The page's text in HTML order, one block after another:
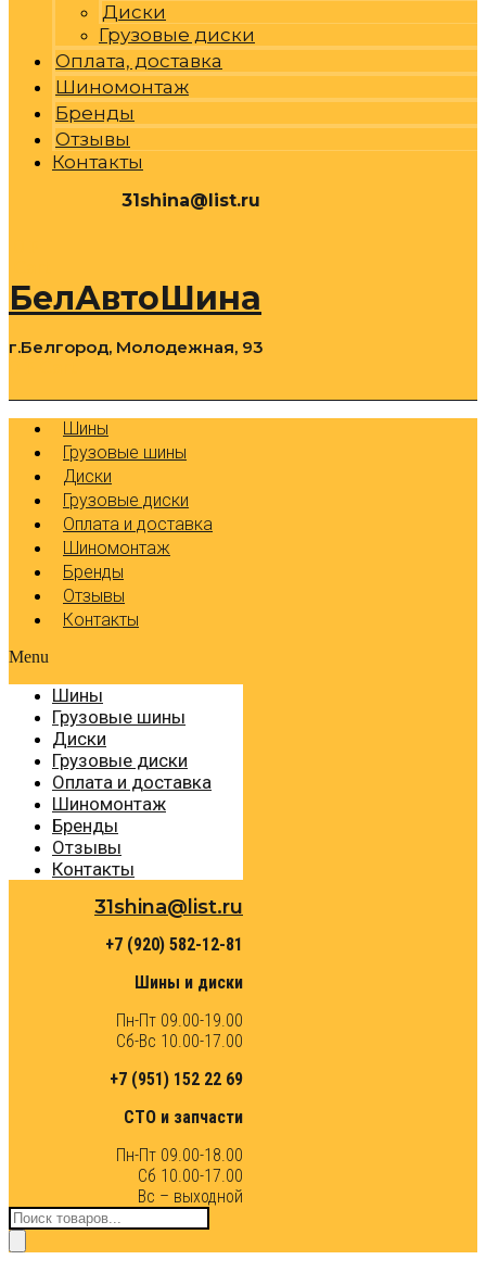
Диски
Грузовые диски
Оплата, доставка
Шиномонтаж
Бренды
Отзывы
Контакты
31shina@list.ru
БелАвтоШина
г.Белгород, Молодежная, 93
Шины
Грузовые шины
Диски
Грузовые диски
Оплата и доставка
Шиномонтаж
Бренды
Отзывы
Контакты
Menu
Шины
Грузовые шины
Диски
Грузовые диски
Оплата и доставка
Шиномонтаж
Бренды
Отзывы
Контакты
31shina@list.ru
+7 (920) 582-12-81
Шины и диски
Пн-Пт 09.00-19.00
Сб-Вс 10.00-17.00
+7 (951) 152 22 69
СТО и запчасти
Пн-Пт 09.00-18.00
Сб 10.00-17.00
Вс – выходной
Поиск
товаров